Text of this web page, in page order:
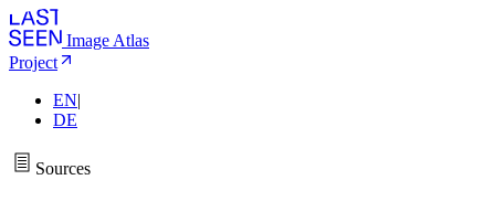
Image Atlas
Project
EN|
DE
Sources